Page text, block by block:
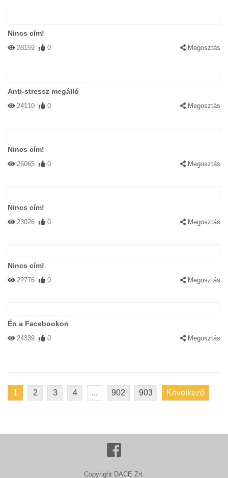
Nincs cím!
28159 0 Megosztás
Anti-stressz megálló
24110 0 Megosztás
Nincs cím!
26065 0 Megosztás
Nincs cím!
23026 0 Megosztás
Nincs cím!
22776 0 Megosztás
Én a Facebookon
24339 0 Megosztás
1 2 3 4 ... 902 903 Következő
Copyright DACE Zrt.